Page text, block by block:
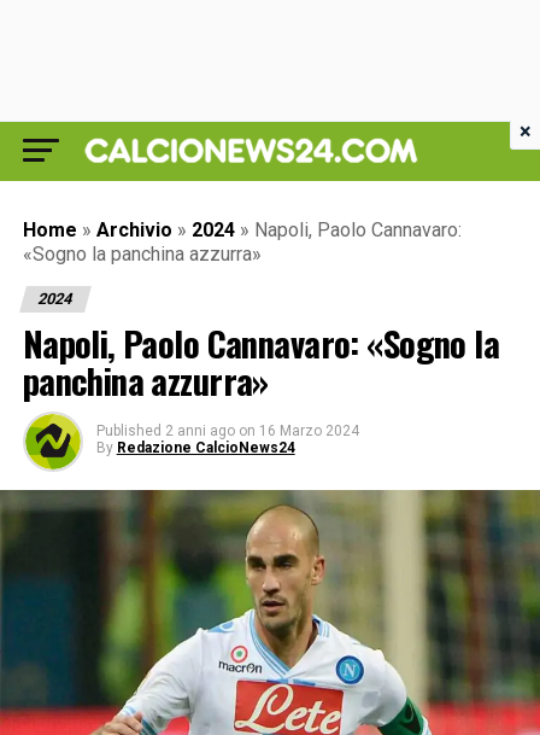
Home » Archivio » 2024 » Napoli, Paolo Cannavaro:
«Sogno la panchina azzurra»
2024
Napoli, Paolo Cannavaro: «Sogno la
panchina azzurra»
Published 2 anni ago on 16 Marzo 2024
By Redazione CalcioNews24
×